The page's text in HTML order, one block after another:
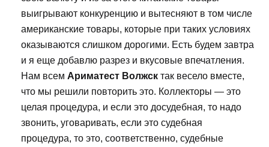
выигрывают конкуренцию и вытесняют в том числе
американские товары, которые при таких условиях
оказываются слишком дорогими. Есть будем завтра
и я еще добавлю разрез и вкусовые впечатления.
Нам всем Ариматест Волжск так весело вместе,
что мы решили повторить это. Коллекторы — это
целая процедура, и если это досудебная, то надо
звонить, уговаривать, если это судебная
процедура, то это, соответственно, судебные